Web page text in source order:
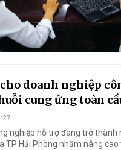
doanh nghiệp
cung ứng toàn
nghiệp hỗ trợ đang trở
TP Hải Phòng nhằm nâng cao